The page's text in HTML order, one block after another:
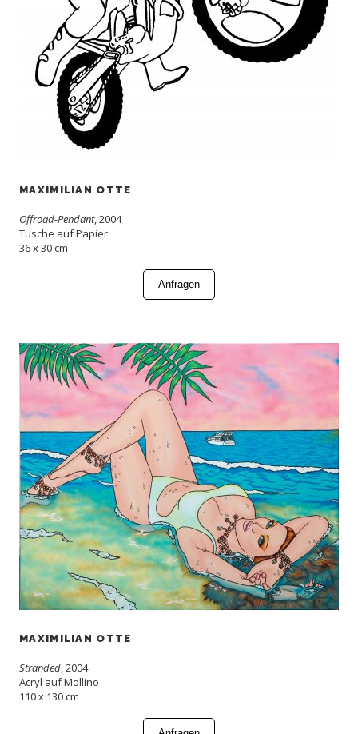
MAXIMILIAN OTTE
Offroad-Pendant, 2004
Tusche auf Papier
36 x 30 cm
Anfragen
MAXIMILIAN OTTE
Stranded , 2004
Acryl auf Mollino
110 x 130 cm